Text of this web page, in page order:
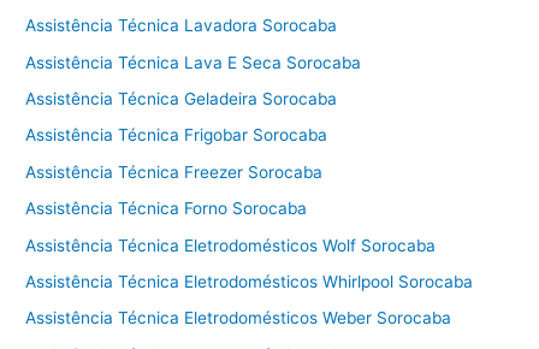
Assistência Técnica Lavadora Sorocaba
Assistência Técnica Lava E Seca Sorocaba
Assistência Técnica Geladeira Sorocaba
Assistência Técnica Frigobar Sorocaba
Assistência Técnica Freezer Sorocaba
Assistência Técnica Forno Sorocaba
Assistência Técnica Eletrodomésticos Wolf Sorocaba
Assistência Técnica Eletrodomésticos Whirlpool Sorocaba
Assistência Técnica Eletrodomésticos Weber Sorocaba